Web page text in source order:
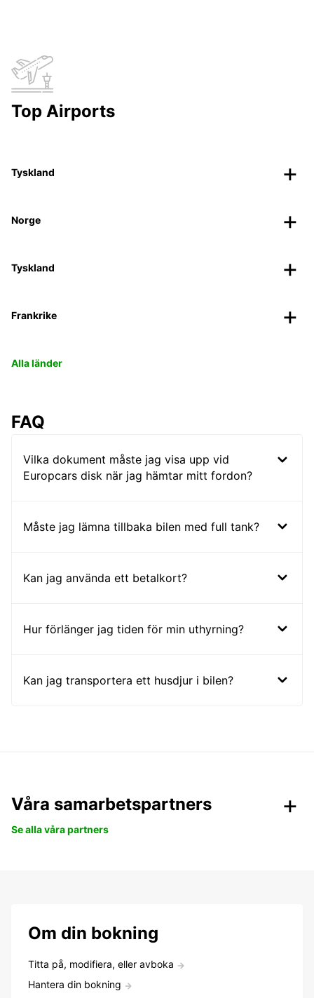
Top Airports
Tyskland
Norge
Tyskland
Frankrike
Alla länder
FAQ
Vilka dokument måste jag visa upp vid
Europcars disk när jag hämtar mitt fordon?
Måste jag lämna tillbaka bilen med full tank?
Kan jag använda ett betalkort?
Hur förlänger jag tiden för min uthyrning?
Kan jag transportera ett husdjur i bilen?
Våra samarbetspartners
Se alla våra partners
Om din bokning
Titta på, modifiera, eller avboka
Hantera din bokning